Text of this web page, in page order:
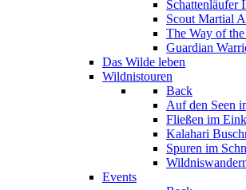
Schattenläufer
Scout Martial
The Way of
Guardian
Das Wilde leben
Wildnistouren
Back
Auf den Seen
Fließen im
Kalahari
Spuren im
Events